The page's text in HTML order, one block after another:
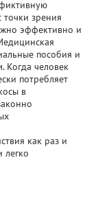
точки зрения
эффективно и
пособия и
Когда человек
потребляет
в
как раз и
легко